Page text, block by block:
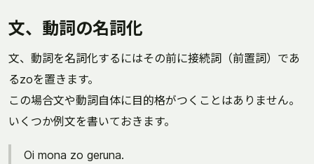
文、動詞の名詞化
文、動詞を名詞化するにはその前に接続詞（前置詞）であ
るzoを置きます。
この場合文や動詞自体に目的格がつくことはありません。
いくつか例文を書いておきます。
Oi mona zo geruna.